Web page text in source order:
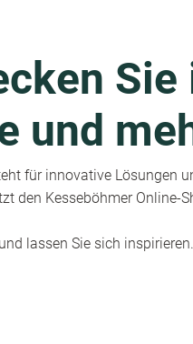
und
für innovative Lösungen
den Kesseböhmer
lassen Sie sich inspirieren.